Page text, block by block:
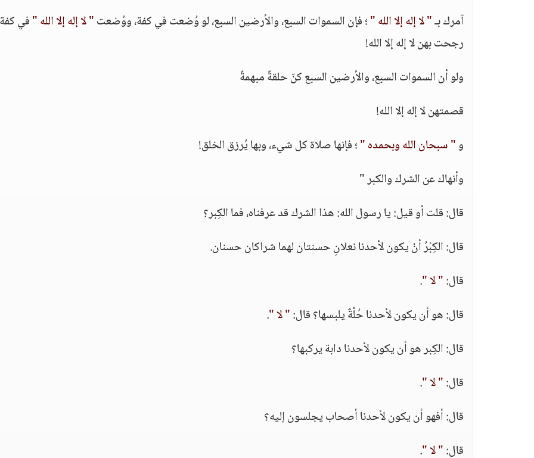
آمرك بـ" لا إله إلا الله "؛ فإن السموات السبع، والأرضين السبع، لو وُضعت في كفة، ووُضعت" لا إله إلا الله "في
رجحت بهن لا إله إلا الله!
ولو أن السموات السبع، والأرضين السبع كنّ حلقةً مبهمةً
قصمتهن لا إله إلا الله!
و" سبحان الله وبحمده "؛ فإنها صلاة كل شيء، وبها يُرزق الخلق!
وأنهاك عن الشرك والكبر "
قال: قلت أو قيل: يا رسول الله: هذا الشرك قد عرفناه، فما الكِبر؟
قال: الكِبْرُ أنْ يكون لأحدنا نعلانِ حسنتان لهما شراكان حسنان.
قال:" لا ".
قال: هو أن يكون لأحدنا حُلَّةٌ يلبسها؟ قال:" لا ".
قال: الكِبر هو أن يكون لأحدنا دابة يركبها؟
قال:" لا ".
قال: أفهو أن يكون لأحدنا أصحاب يجلسون إليه؟
قال:" لا ".